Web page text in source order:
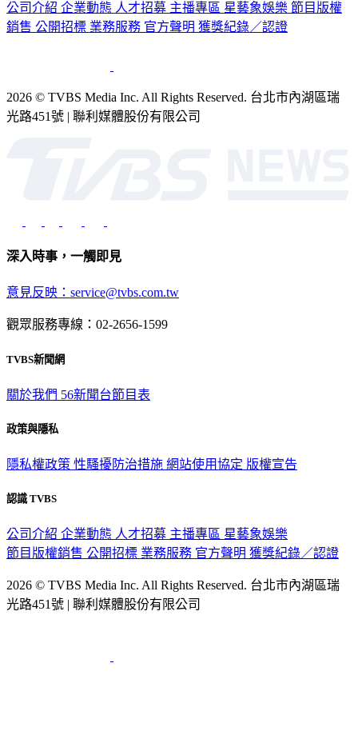
公司介紹 企業動態 人才招募 主播專區 星藝象娛樂 節目版權
銷售 公開招標 業務服務 官方聲明 獲獎紀錄／認證
2026 © TVBS Media Inc. All Rights Reserved. 台北市內湖區瑞
光路451號 | 聯利媒體股份有限公司
深入時事，一觸即見
意見反映：service@tvbs.com.tw
觀眾服務專線：02-2656-1599
TVBS新聞網
關於我們 56新聞台節目表
政策與隱私
隱私權政策 性騷擾防治措施 網站使用協定 版權宣告
認識 TVBS
公司介紹 企業動態 人才招募 主播專區 星藝象娛樂
節目版權銷售 公開招標 業務服務 官方聲明 獲獎紀錄／認證
2026 © TVBS Media Inc. All Rights Reserved. 台北市內湖區瑞
光路451號 | 聯利媒體股份有限公司